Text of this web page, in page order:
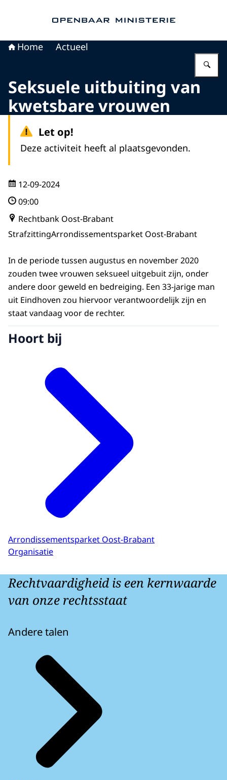
Home Actueel
Seksuele uitbuiting van
kwetsbare vrouwen
Let op!
Deze activiteit heeft al plaatsgevonden.
12-09-2024
09:00
Rechtbank Oost-Brabant
StrafzittingArrondissementsparket Oost-Brabant
In de periode tussen augustus en november 2020
zouden twee vrouwen seksueel uitgebuit zijn, onder
andere door geweld en bedreiging. Een 33-jarige man
uit Eindhoven zou hiervoor verantwoordelijk zijn en
staat vandaag voor de rechter.
Hoort bij
Arrondissementsparket Oost-Brabant
Organisatie
Rechtvaardigheid is een kernwaarde
van onze rechtsstaat
Andere talen